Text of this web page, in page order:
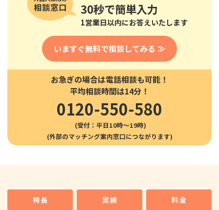
30秒で簡単入力
1営業日以内にお答えいたします
いますぐ無料で相談してみる ≫
お急ぎの場合は電話相談も可能！
平均相談時間は14分！
0120-550-580
(受付：平日10時〜19時)
特長 実績 料金